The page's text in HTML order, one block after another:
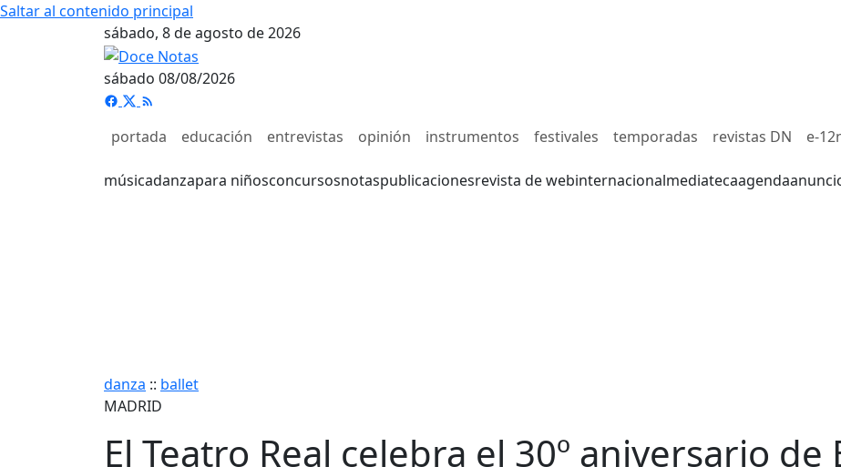
Saltar al contenido principal
sábado, 8 de agosto de 2026
sábado 08/08/2026
portada educación entrevistas opinión instrumentos festivales temporadas revistas DN e-
músicadanzapara niñosconcursosnotaspublicacionesrevista de webinternacionalmediatecaagenda
danza :: ballet
MADRID
El Teatro Real celebra el 30º aniversario de